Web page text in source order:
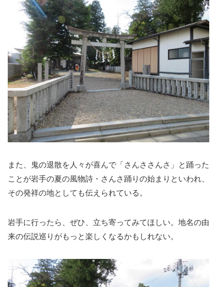
また、鬼の退散を人々が喜んで「さんささんさ」と踊った
ことが岩手の夏の風物詩・さんさ踊りの始まりといわれ、
その発祥の地としても伝えられている。
岩手に行ったら、ぜひ、立ち寄ってみてほしい。地名の由
来の伝説巡りがもっと楽しくなるかもしれない。